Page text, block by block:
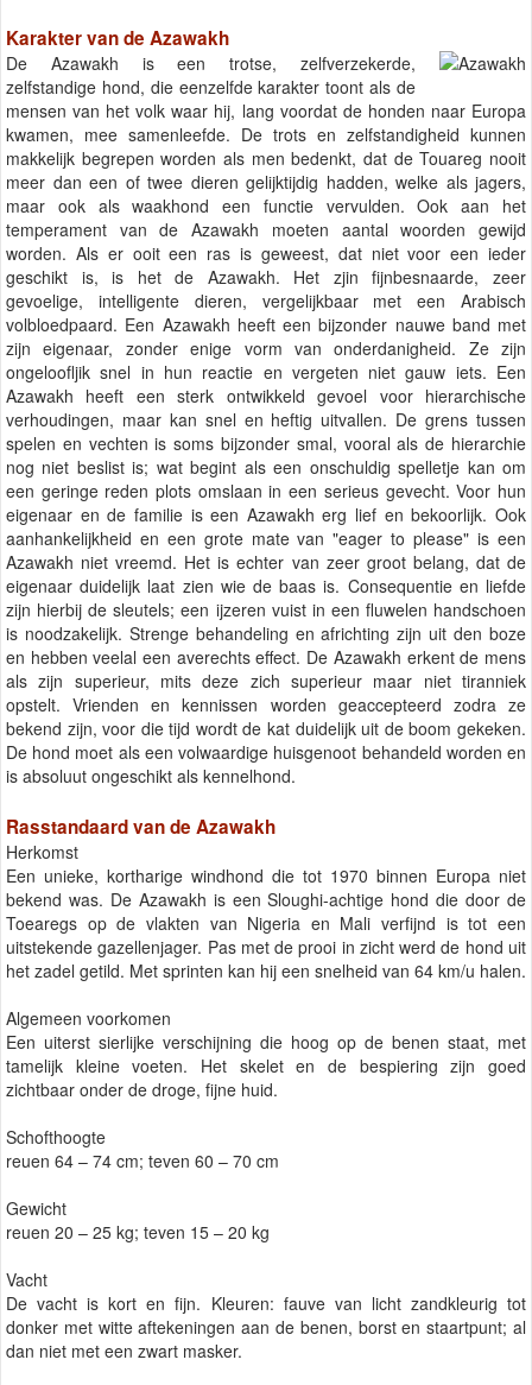
Karakter van de Azawakh
De Azawakh is een trotse, zelfverzekerde,
zelfstandige hond, die eenzelfde karakter toont als de
mensen van het volk waar hij, lang voordat de honden naar Europa
kwamen, mee samenleefde. De trots en zelfstandigheid kunnen
makkelijk begrepen worden als men bedenkt, dat de Touareg nooit
meer dan een of twee dieren gelijktijdig hadden, welke als jagers,
maar ook als waakhond een functie vervulden. Ook aan het
temperament van de Azawakh moeten aantal woorden gewijd
worden. Als er ooit een ras is geweest, dat niet voor een ieder
geschikt is, is het de Azawakh. Het zjin fijnbesnaarde, zeer
gevoelige, intelligente dieren, vergelijkbaar met een Arabisch
volbloedpaard. Een Azawakh heeft een bijzonder nauwe band met
zijn eigenaar, zonder enige vorm van onderdanigheid. Ze zijn
ongeloofljik snel in hun reactie en vergeten niet gauw iets. Een
Azawakh heeft een sterk ontwikkeld gevoel voor hierarchische
verhoudingen, maar kan snel en heftig uitvallen. De grens tussen
spelen en vechten is soms bijzonder smal, vooral als de hierarchie
nog niet beslist is; wat begint als een onschuldig spelletje kan om
een geringe reden plots omslaan in een serieus gevecht. Voor hun
eigenaar en de familie is een Azawakh erg lief en bekoorlijk. Ook
aanhankelijkheid en een grote mate van "eager to please" is een
Azawakh niet vreemd. Het is echter van zeer groot belang, dat de
eigenaar duidelijk laat zien wie de baas is. Consequentie en liefde
zijn hierbij de sleutels; een ijzeren vuist in een fluwelen handschoen
is noodzakelijk. Strenge behandeling en africhting zijn uit den boze
en hebben veelal een averechts effect. De Azawakh erkent de mens
als zijn superieur, mits deze zich superieur maar niet tiranniek
opstelt. Vrienden en kennissen worden geaccepteerd zodra ze
bekend zijn, voor die tijd wordt de kat duidelijk uit de boom gekeken.
De hond moet als een volwaardige huisgenoot behandeld worden en
is absoluut ongeschikt als kennelhond.
Rasstandaard van de Azawakh
Herkomst
Een unieke, kortharige windhond die tot 1970 binnen Europa niet
bekend was. De Azawakh is een Sloughi-achtige hond die door de
Toearegs op de vlakten van Nigeria en Mali verfijnd is tot een
uitstekende gazellenjager. Pas met de prooi in zicht werd de hond uit
het zadel getild. Met sprinten kan hij een snelheid van 64 km/u halen.
Algemeen voorkomen
Een uiterst sierlijke verschijning die hoog op de benen staat, met
tamelijk kleine voeten. Het skelet en de bespiering zijn goed
zichtbaar onder de droge, fijne huid.
Schofthoogte
reuen 64 – 74 cm; teven 60 – 70 cm
Gewicht
reuen 20 – 25 kg; teven 15 – 20 kg
Vacht
De vacht is kort en fijn. Kleuren: fauve van licht zandkleurig tot
donker met witte aftekeningen aan de benen, borst en staartpunt; al
dan niet met een zwart masker.